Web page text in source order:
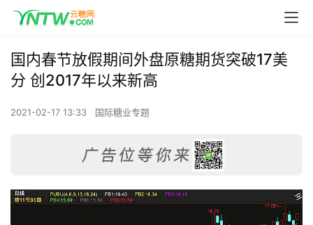
国内春节放假期间外盘原糖期货突破17美
分 创2017年以来新高
2021-02-17 13:33 国际糖业专题